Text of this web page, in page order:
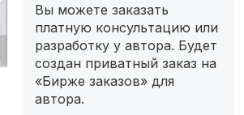
Вы можете заказать
платную консультацию или
разработку у автора. Будет
создан приватный заказ на
«Бирже заказов» для
автора.